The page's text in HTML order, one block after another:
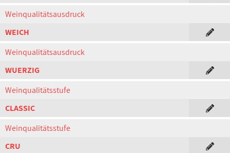
Weinqualitätsausdruck
WEICH
Weinqualitätsausdruck
WUERZIG
Weinqualitätsstufe
CLASSIC
Weinqualitätsstufe
CRU